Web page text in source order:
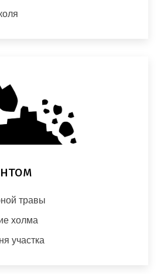
травы
холма
участка